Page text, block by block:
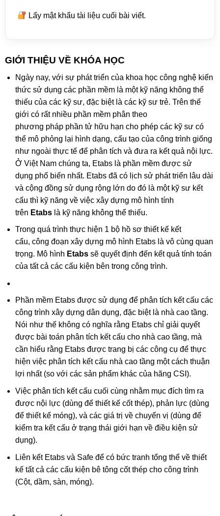
Lấy mật khẩu tài liệu cuối bài viết.
GIỚI THIỆU VỀ KHÓA HỌC
Ngày nay, với sự phát triển của khoa học công nghệ kiến
thức sử dụng các phần mềm là một kỹ năng không thể
thiếu của các kỹ sư, đặc biệt là các kỹ sư trẻ. Trên thế
giới có rất nhiều phần mềm phân theo
phương pháp phần tử hữu hạn cho phép các kỹ sư có
thể mô phỏng lại hình dạng, cấu tạo của công trình giống
như ngoài thực tế để phân tích và đưa ra kết quả nội lực.
Ở Việt Nam chúng ta, Etabs là phần mềm được sử
dụng phổ biến nhất. Etabs đã có lịch sử phát triển lâu dài
và cộng đồng sử dụng rộng lớn do đó là một kỹ sư kết
cấu thì kỹ năng về việc xây dựng mô hình tính
trên Etabslà kỹ năng không thể thiếu.
Trong quá trình thực hiện 1 bộ hồ sơ thiết kế kết
cấu, công đoạn xây dựng mô hình Etabs là vô cùng quan
trọng. Mô hình Etabssẽ quyết định đến kết quả tính toán
của tất cả các cấu kiện bên trong công trình.
Phần mềm Etabs được sử dụng để phân tích kết cấu các
công trình xây dựng dân dụng, đặc biệt là nhà cao tầng.
Nói như thế không có nghĩa rằng Etabs chỉ giải quyết
được bài toán phân tích kết cấu cho nhà cao tầng, mà
cần hiểu rằng Etabs được trang bị các công cụ để thực
hiện việc phân tích kết cấu nhà cao tầng một cách thuận
lợi nhất (so với các sản phẩm khác của hãng CSI).
Việc phân tích kết cấu cuối cùng nhằm mục đích tìm ra
được nội lực (dùng để thiết kế cốt thép), phản lực (dùng
để thiết kế móng), và các giá trị về chuyển vị (dùng để
kiểm tra kết cấu ở trạng thái giới hạn về điều kiện sử
dụng).
Liên kết Etabs và Safe để có bức tranh tổng thể về thiết
kế tất cả các cấu kiện bê tông cốt thép cho công trình
(Cột, dầm, sàn, móng).